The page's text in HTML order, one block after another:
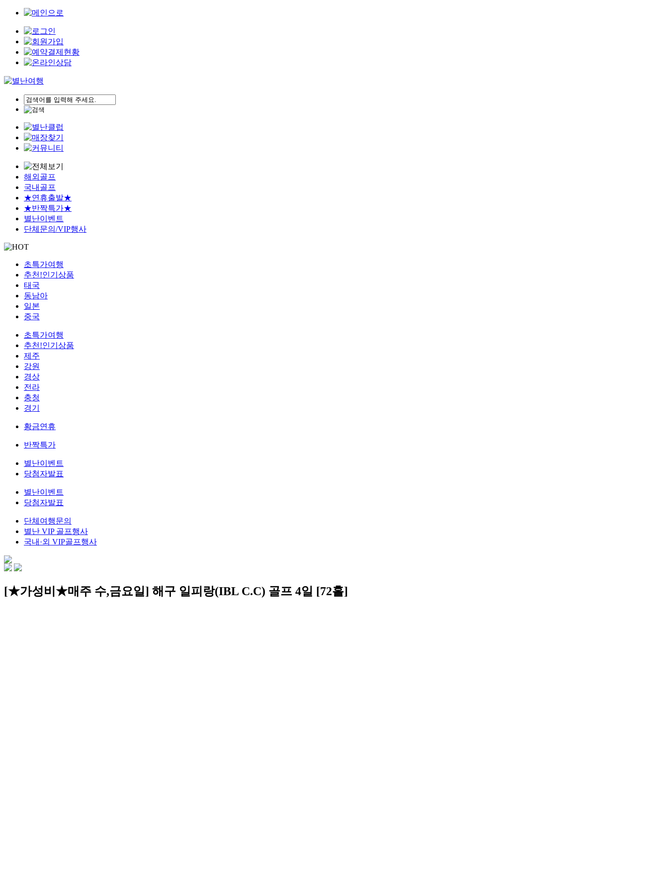
해외골프
국내골프
★연휴출발★
★반짝특가★
별난이벤트
단체문의/VIP행사
초특가여행
추천!인기상품
태국
동남아
일본
중국
초특가여행
추천!인기상품
제주
강원
경상
전라
충청
경기
황금연휴
반짝특가
별난이벤트
당첨자발표
별난이벤트
당첨자발표
단체여행문의
별난 VIP 골프행사
국내·외 VIP골프행사
[★가성비★매주 수,금요일] 해구 일피랑(IBL C.C) 골프 4일 [72홀]